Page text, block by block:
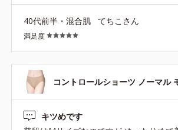
を覆うのでお腹の肉が乗ることもなく、
効果を狙うなら、もう1サイズ小さい方が
ったので、次に買うときはLを買います。
していて良いです。この仕様で、もっと
ジョンも出たら良いなと思いました。
40代前半・混合肌 てちこさん
満足度
コントロールショーツ ノーマル
キツめです